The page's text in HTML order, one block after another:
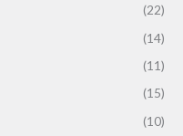
(22)
(14)
(11)
(15)
(10)